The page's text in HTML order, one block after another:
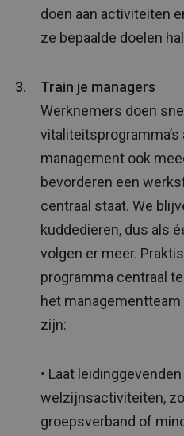
doen aan activiteiten
ze bepaalde doelen
Train je managers
Werknemers doen
management ook
bevorderen een
centraal staat. We
kuddedieren, dus als
volgen er meer.
programma centraal
het
zijn:
• Laat
welzijnsactiviteiten,
groepsverband of